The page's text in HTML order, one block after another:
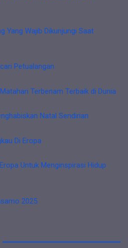
Yang Wajib Dikunjungi Saat
Petualangan
Terbenam Terbaik di Dunia
Natal Sendirian
Di Eropa
Untuk Menginspirasi Hidup
2025